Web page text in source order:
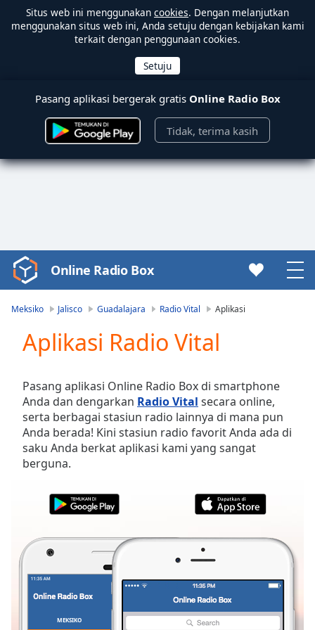
Situs web ini menggunakan cookies. Dengan melanjutkan
menggunakan situs web ini, Anda setuju dengan kebijakan kami
terkait dengan penggunaan cookies.
Pasang aplikasi bergerak gratis Online Radio Box
Tidak, terima kasih
Video
Player
Play
Video
Skip
Backward
Skip
Forward
Mute
Current
Time0:00
Duration-:-
Stream
Type
LIVE
Seek to
currently
Online Radio Box
Meksiko Jalisco Guadalajara Radio Vital Aplikasi
Aplikasi Radio Vital
Pasang aplikasi Online Radio Box di smartphone
Anda dan dengarkan Radio Vital secara online,
serta berbagai stasiun radio lainnya di mana pun
Anda berada! Kini stasiun radio favorit Anda ada di
saku Anda berkat aplikasi kami yang sangat
berguna.
MEKSIKO